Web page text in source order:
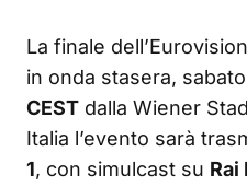
La finale
in onda stasera,
CEST dalla Wiener
Italia l’evento sarà
1, con simulcast su Rai